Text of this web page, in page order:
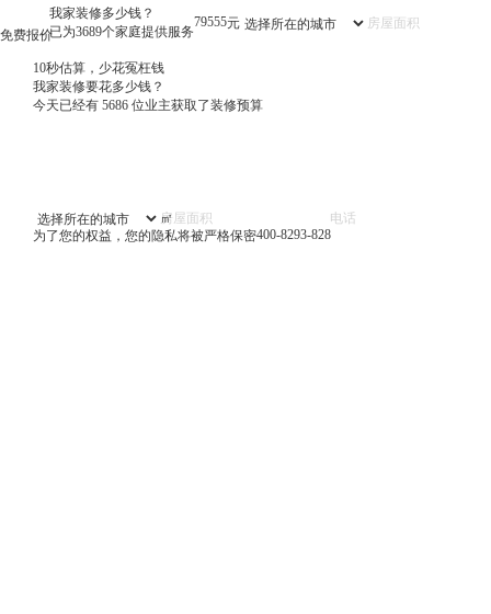
免费报价
我家装修多少钱？
已为3689个家庭提供服务
79555元
10秒估算，少花冤枉钱
我家装修要花多少钱？
今天已经有 5686 位业主获取了装修预算
㎡
为了您的权益，您的隐私将被严格保密400-8293-828